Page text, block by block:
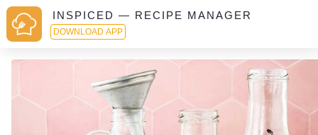
INSPICED — RECIPE MANAGER
DOWNLOAD APP